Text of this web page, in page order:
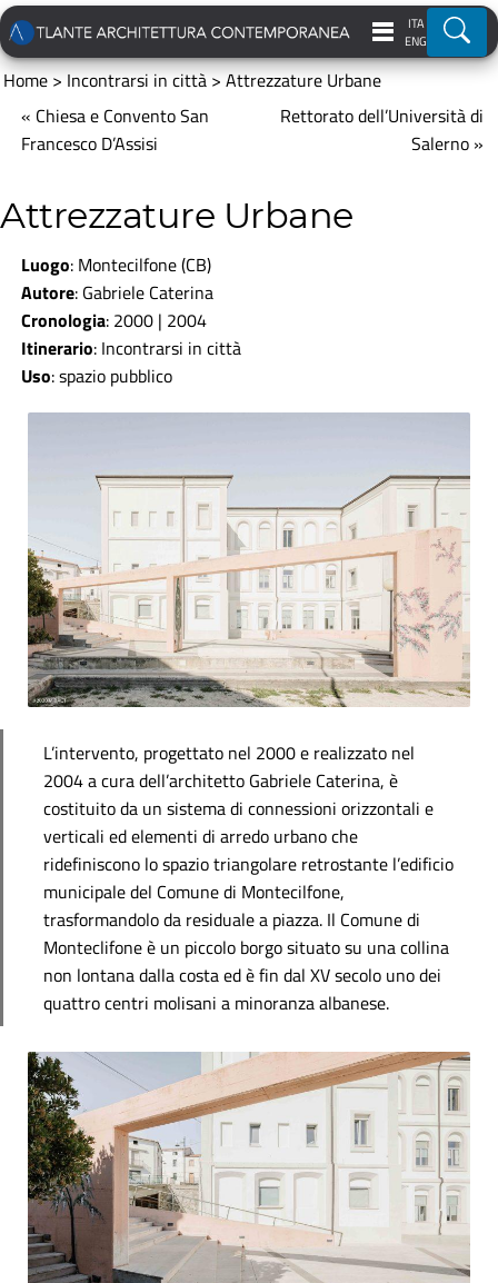
ITA
ENG
Home>Incontrarsi in città>Attrezzature Urbane
« Chiesa e Convento San
Francesco D’Assisi
Rettorato dell’Università di
Salerno »
Attrezzature Urbane
Luogo: Montecilfone (CB)
Autore: Gabriele Caterina
Cronologia: 2000 | 2004
Itinerario: Incontrarsi in città
Uso: spazio pubblico
L’intervento, progettato nel 2000 e realizzato nel
2004 a cura dell’architetto Gabriele Caterina, è
costituito da un sistema di connessioni orizzontali e
verticali ed elementi di arredo urbano che
ridefiniscono lo spazio triangolare retrostante l’edificio
municipale del Comune di Montecilfone,
trasformandolo da residuale a piazza. Il Comune di
Monteclifone è un piccolo borgo situato su una collina
non lontana dalla costa ed è fin dal XV secolo uno dei
quattro centri molisani a minoranza albanese.